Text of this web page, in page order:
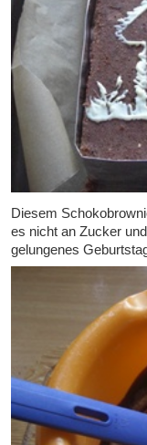
Diesem
es nicht an Zucker
gelungenes